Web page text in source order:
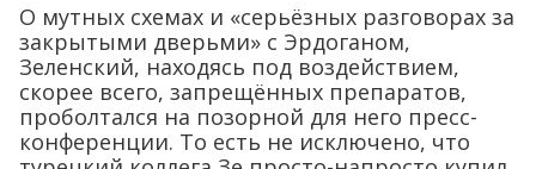
О мутных схемах и «серьёзных разговорах за
закрытыми дверьми» с Эрдоганом,
Зеленский, находясь под воздействием,
скорее всего, запрещённых препаратов,
проболтался на позорной для него пресс-
конференции. То есть не исключено, что